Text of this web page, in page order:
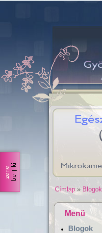
Címlap» Blogok
Menü
Blogok